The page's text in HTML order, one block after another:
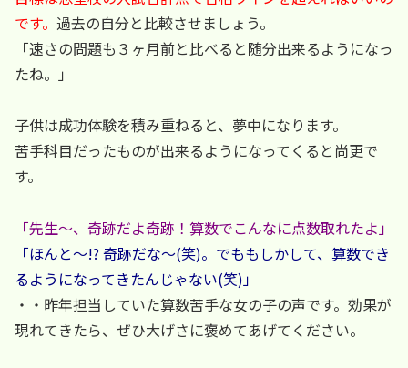
です。 過去の自分と比較させましょう。
「速さの問題も３ヶ月前と比べると随分出来るようになっ
たね。」
子供は成功体験を積み重ねると、夢中になります。
苦手科目だったものが出来るようになってくると尚更で
す。
「先生～、奇跡だよ奇跡！算数でこんなに点数取れたよ」
「ほんと～!? 奇跡だな～(笑)。でももしかして、算数でき
るようになってきたんじゃない(笑)」
・・昨年担当していた算数苦手な女の子の声です。効果が
現れてきたら、ぜひ大げさに褒めてあげてください。